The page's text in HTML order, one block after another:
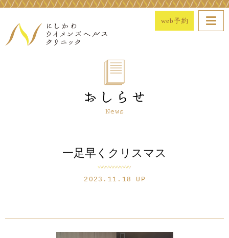
web予約
一足早くクリスマス
2023.11.18 UP